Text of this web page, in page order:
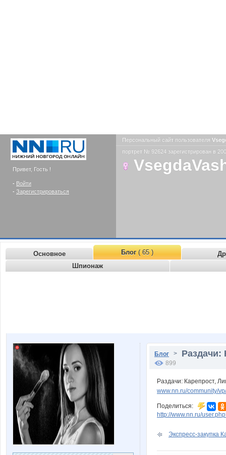
Привет, Гость !
- Войти
- Зарегистрироваться
Персональный сайт пользователя
портрет № 92624 зарегистрирован в
Основное Блог( 65 )
Шпионаж
Блог > Раздачи:
899
Раздачи: Карепрост,
www.nn.ru/community/
Поделиться:
http://www.nn.ru/
Экспресс-закупка